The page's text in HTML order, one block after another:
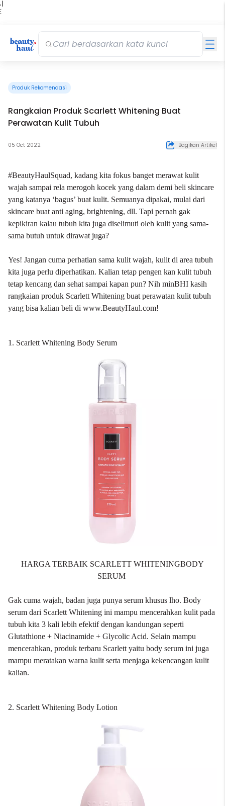
|
Produk Rekomendasi
Rangkaian Produk Scarlett Whitening Buat
Perawatan Kulit Tubuh
05 Oct 2022 Bagikan Artikel
#BeautyHaulSquad, kadang kita fokus banget merawat kulit
wajah sampai rela merogoh kocek yang dalam demi beli skincare
yang katanya ‘bagus’ buat kulit. Semuanya dipakai, mulai dari
skincare buat anti aging, brightening, dll. Tapi pernah gak
kepikiran kalau tubuh kita juga diselimuti oleh kulit yang sama-
sama butuh untuk dirawat juga?
Yes! Jangan cuma perhatian sama kulit wajah, kulit di area tubuh
kita juga perlu diperhatikan. Kalian tetap pengen kan kulit tubuh
tetap kencang dan sehat sampai kapan pun? Nih minBHI kasih
rangkaian produk Scarlett Whitening buat perawatan kulit tubuh
yang bisa kalian beli di www.BeautyHaul.com!
1. Scarlett Whitening Body Serum
HARGA TERBAIK SCARLETT WHITENINGBODY
SERUM
Gak cuma wajah, badan juga punya serum khusus lho. Body
serum dari Scarlett Whitening ini mampu mencerahkan kulit pada
tubuh kita 3 kali lebih efektif dengan kandungan seperti
Glutathione + Niacinamide + Glycolic Acid. Selain mampu
mencerahkan, produk terbaru Scarlett yaitu body serum ini juga
mampu meratakan warna kulit serta menjaga kekencangan kulit
kalian.
2. Scarlett Whitening Body Lotion